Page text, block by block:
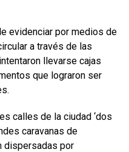
evidenciar por medios de
a través de las
llevarse cajas
que lograron ser
calles de la ciudad ‘dos
caravanas de
dispersadas por